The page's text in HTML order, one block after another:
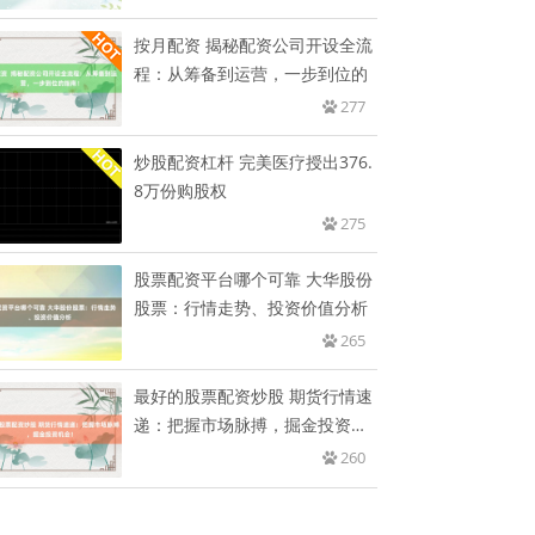
按月配资 揭秘配资公司开设全流
程：从筹备到运营，一步到位的
277
炒股配资杠杆 完美医疗授出376.
8万份购股权
275
股票配资平台哪个可靠 大华股份
股票：行情走势、投资价值分析
265
最好的股票配资炒股 期货行情速
递：把握市场脉搏，掘金投资机
260